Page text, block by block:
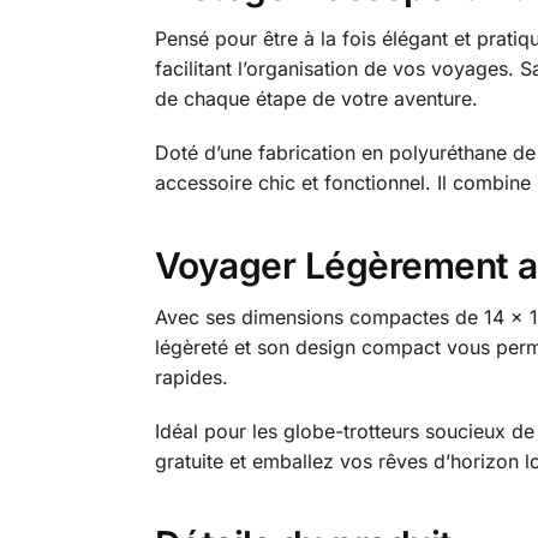
Pensé pour être à la fois élégant et
facilitant l’organisation de vos voyages.
de chaque étape de votre aventure.
Doté d’une fabrication en polyuréthane
accessoire chic et fonctionnel. Il
Voyager Légèrement
Avec ses dimensions compactes de 14 x
légèreté et son design compact vous
rapides.
Idéal pour les globe-trotteurs soucieux
gratuite et emballez vos rêves d’horizon